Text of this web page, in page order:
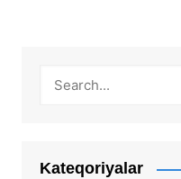
Kateqoriyalar